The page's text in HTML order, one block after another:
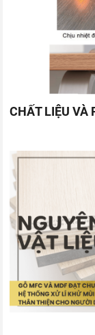
CHẤT LIỆU VÀ